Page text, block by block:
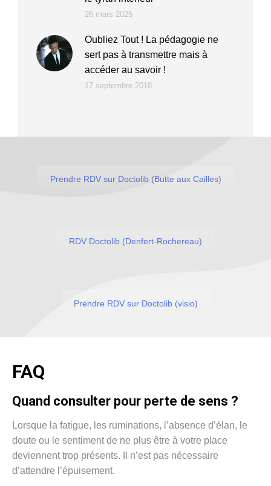
26 mars 2025
Oubliez Tout ! La pédagogie ne
sert pas à transmettre mais à
accéder au savoir !
17 septembre 2018
Prendre RDV sur Doctolib (Butte aux Cailles)
RDV Doctolib (Denfert-Rochereau)
Prendre RDV sur Doctolib (visio)
FAQ
Quand consulter pour perte de sens ?
Lorsque la fatigue, les ruminations, l’absence d’élan, le
doute ou le sentiment de ne plus être à votre place
deviennent trop présents. Il n’est pas nécessaire
d’attendre l’épuisement.